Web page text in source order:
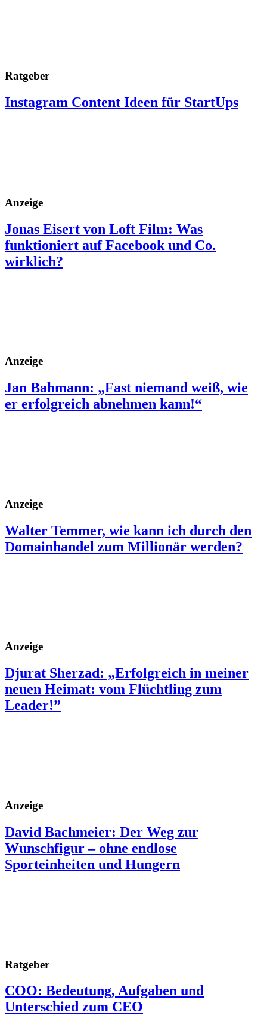
Ratgeber
Instagram Content Ideen für StartUps
Anzeige
Jonas Eisert von Loft Film: Was
funktioniert auf Facebook und Co.
wirklich?
Anzeige
Jan Bahmann: „Fast niemand weiß, wie
er erfolgreich abnehmen kann!“
Anzeige
Walter Temmer, wie kann ich durch den
Domainhandel zum Millionär werden?
Anzeige
Djurat Sherzad: „Erfolgreich in meiner
neuen Heimat: vom Flüchtling zum
Leader!”
Anzeige
David Bachmeier: Der Weg zur
Wunschfigur – ohne endlose
Sporteinheiten und Hungern
Ratgeber
COO: Bedeutung, Aufgaben und
Unterschied zum CEO